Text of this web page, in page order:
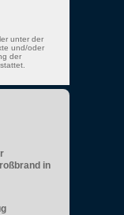
unter der
und/oder
der
in